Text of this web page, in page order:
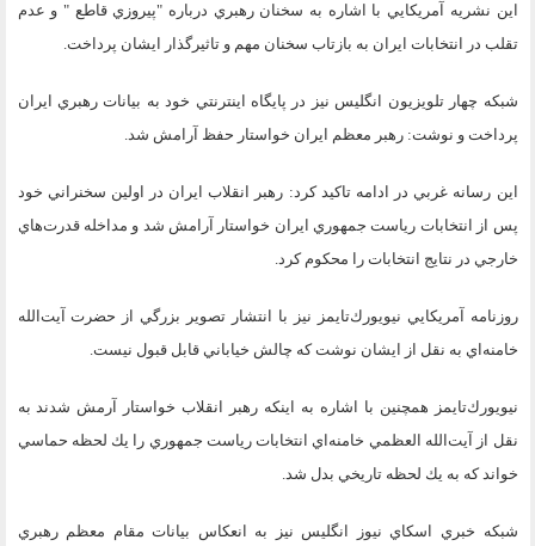
اين نشريه آمريكايي با اشاره به سخنان رهبري درباره "پيروزي قاطع " و عدم
تقلب در انتخابات ايران به بازتاب سخنان مهم و تاثيرگذار ايشان پرداخت.
شبكه چهار تلويزيون انگليس نيز در پايگاه اينترنتي خود به بيانات رهبري ايران
پرداخت و نوشت: رهبر معظم ايران خواستار حفظ آرامش شد.
اين رسانه غربي در ادامه تاكيد كرد: رهبر انقلاب ايران در اولين سخنراني خود
پس از انتخابات رياست جمهوري ايران خواستار آرامش شد و مداخله قدرت‌هاي
خارجي در نتايج انتخابات را محكوم كرد.
روزنامه آمريكايي نيويورك‌تايمز نيز با انتشار تصوير بزرگي از حضرت آيت‌الله
خامنه‌‌اي به نقل از ايشان نوشت كه چالش خياباني قابل قبول نيست.
نيويورك‌تايمز همچنين با اشاره به اينكه رهبر انقلاب خواستار آرمش شدند به
نقل از آيت‌الله العظمي خامنه‌اي انتخابات رياست جمهوري را يك لحظه حماسي
خواند كه به يك لحظه تاريخي بدل شد.
شبكه خبري اسكاي نيوز انگليس نيز به انعكاس بيانات مقام معظم رهبري